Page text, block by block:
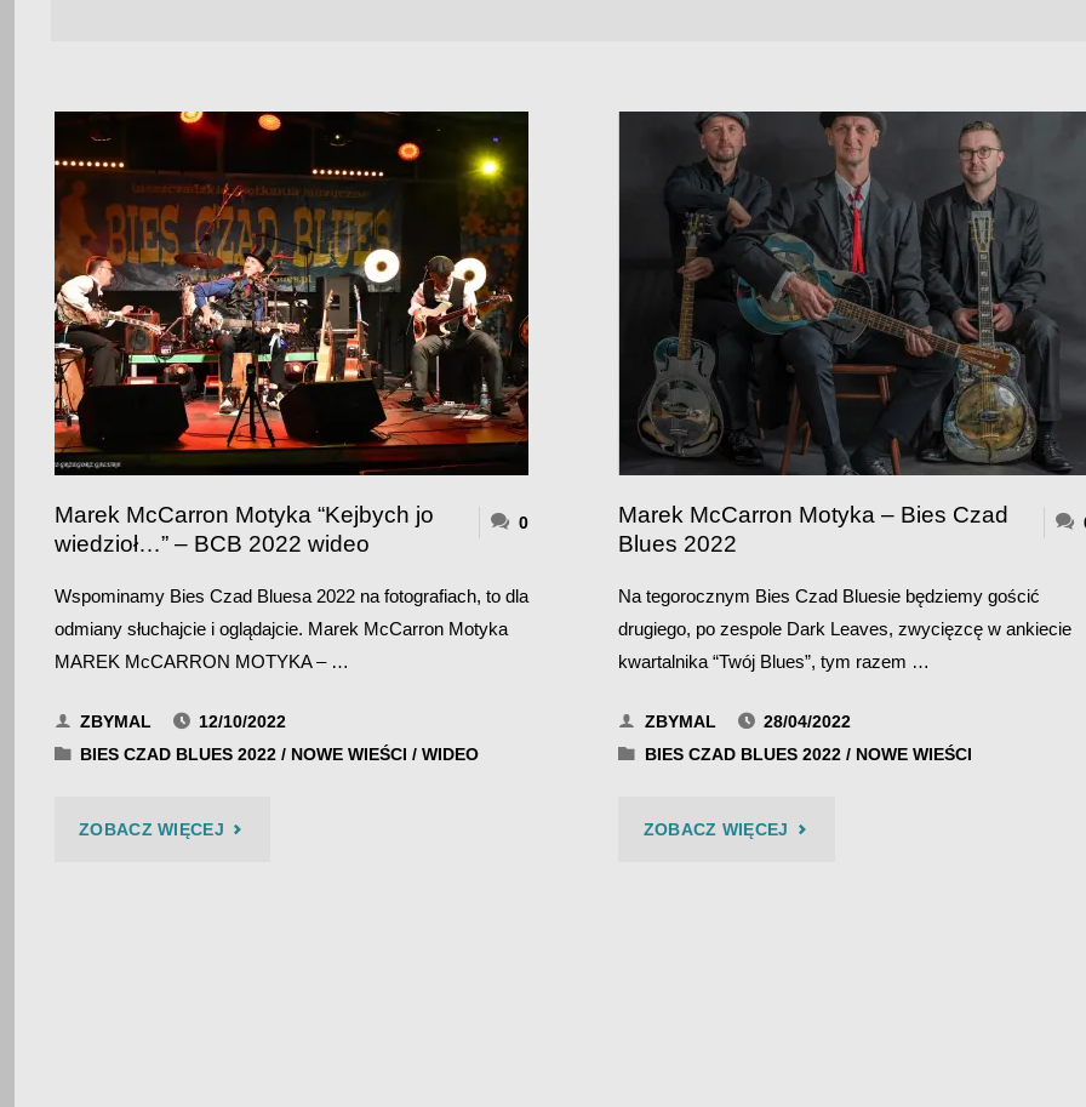
Marek McCarron Motyka “Kejbych jo
wiedzioł…” – BCB 2022 wideo
0
Wspominamy Bies Czad Bluesa 2022 na fotografiach, to dla
odmiany słuchajcie i oglądajcie. Marek McCarron Motyka
MAREK McCARRON MOTYKA – …
ZBYMAL
12/10/2022
BIES CZAD BLUES 2022 / NOWE WIEŚCI /WIDEO
ZOBACZ WIĘCEJ"MAREK
Marek McCarron Motyka – Bies Czad
Blues 2022
Na tegorocznym Bies Czad Bluesie będziemy gościć
drugiego, po zespole Dark Leaves, zwycięzcę w ankiecie
kwartalnika “Twój Blues”, tym razem …
ZBYMAL
28/04/2022
BIES CZAD BLUES 2022 / NOWE WIEŚCI
ZOBACZ WIĘCEJ "MAREK